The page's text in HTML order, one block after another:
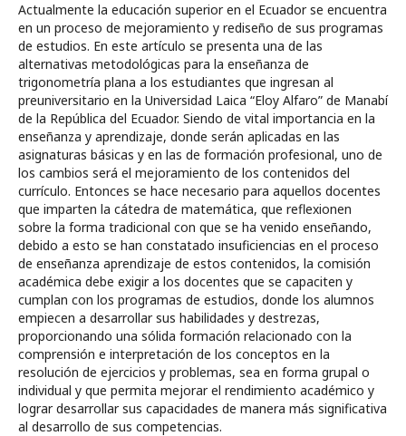
Actualmente la educación superior en el Ecuador se encuentra
en un proceso de mejoramiento y rediseño de sus programas
de estudios. En este artículo se presenta una de las
alternativas metodológicas para la enseñanza de
trigonometría plana a los estudiantes que ingresan al
preuniversitario en la Universidad Laica “Eloy Alfaro” de Manabí
de la República del Ecuador. Siendo de vital importancia en la
enseñanza y aprendizaje, donde serán aplicadas en las
asignaturas básicas y en las de formación profesional, uno de
los cambios será el mejoramiento de los contenidos del
currículo. Entonces se hace necesario para aquellos docentes
que imparten la cátedra de matemática, que reflexionen
sobre la forma tradicional con que se ha venido enseñando,
debido a esto se han constatado insuficiencias en el proceso
de enseñanza aprendizaje de estos contenidos, la comisión
académica debe exigir a los docentes que se capaciten y
cumplan con los programas de estudios, donde los alumnos
empiecen a desarrollar sus habilidades y destrezas,
proporcionando una sólida formación relacionado con la
comprensión e interpretación de los conceptos en la
resolución de ejercicios y problemas, sea en forma grupal o
individual y que permita mejorar el rendimiento académico y
lograr desarrollar sus capacidades de manera más significativa
al desarrollo de sus competencias.